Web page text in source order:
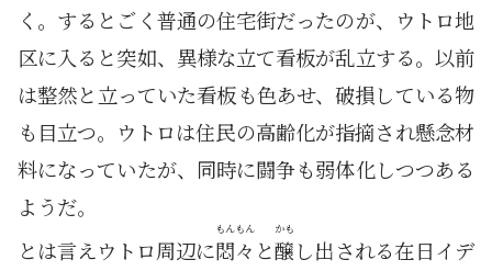
く。するとごく普通の住宅街だったのが、ウトロ地
区に入ると突如、異様な立て看板が乱立する。以前
は整然と立っていた看板も色あせ、破損している物
も目立つ。ウトロは住民の高齢化が指摘され懸念材
料になっていたが、同時に闘争も弱体化しつつある
ようだ。
とは言えウトロ周辺に悶々
もんもん
と醸
かも
し出される在日イデ